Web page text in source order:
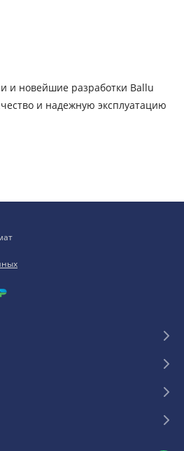
и новейшие разработки Ballu
и надежную эксплуатацию